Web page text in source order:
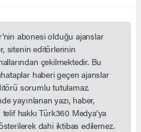
abonesi olduğu ajanslar
sitenin editörlerinin
çekilmektedir. Bu
haberi geçen ajanslar
sorumlu tutulamaz.
yayınlanan yazı, haber,
hakkı Türk360 Medya'ya
dahi iktibas edilemez.